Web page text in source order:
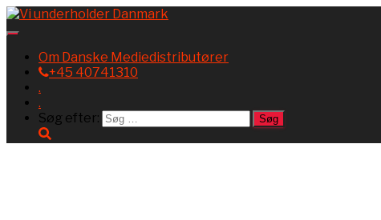
NavigationOm Danske Mediedistributører
+45 40741310
.
.
Søg efter: